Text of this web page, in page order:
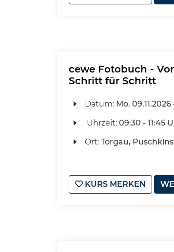
cewe Fotobuch -
Schritt für Schritt
Datum: Mo. 09.11.2026
Uhrzeit: 09:30 - 11:45
Ort: Torgau,
KURS MERKEN